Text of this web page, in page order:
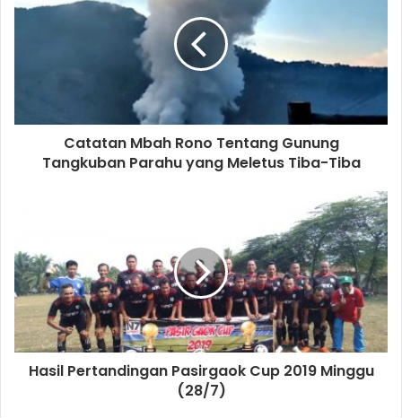
Catatan Mbah Rono Tentang Gunung
Tangkuban Parahu yang Meletus Tiba-Tiba
Hasil Pertandingan Pasirgaok Cup 2019 Minggu
(28/7)